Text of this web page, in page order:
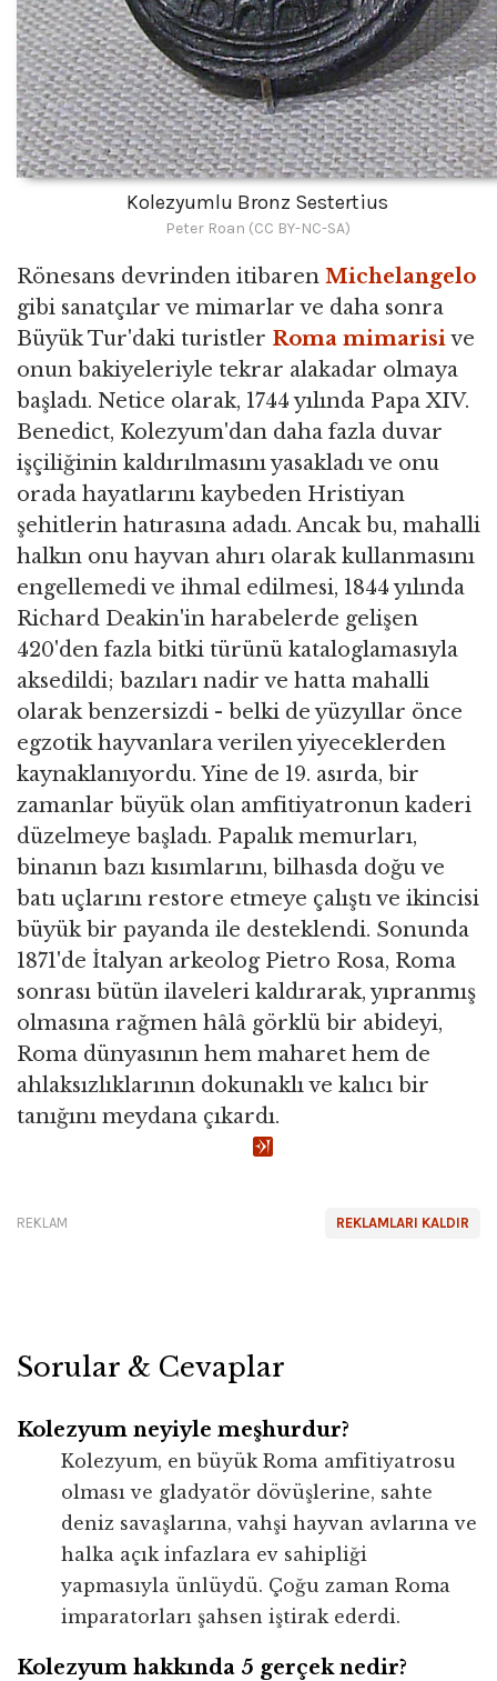
Kolezyumlu Bronz Sestertius
Peter Roan (CC BY-NC-SA)
Rönesans devrinden itibaren Michelangelo
gibi sanatçılar ve mimarlar ve daha sonra
Büyük Tur'daki turistler Roma mimarisive
onun bakiyeleriyle tekrar alakadar olmaya
başladı. Netice olarak, 1744 yılında Papa XIV.
Benedict, Kolezyum'dan daha fazla duvar
işçiliğinin kaldırılmasını yasakladı ve onu
orada hayatlarını kaybeden Hristiyan
şehitlerin hatırasına adadı. Ancak bu, mahalli
halkın onu hayvan ahırı olarak kullanmasını
engellemedi ve ihmal edilmesi, 1844 yılında
Richard Deakin'in harabelerde gelişen
420'den fazla bitki türünü kataloglamasıyla
aksedildi; bazıları nadir ve hatta mahalli
olarak benzersizdi - belki de yüzyıllar önce
egzotik hayvanlara verilen yiyeceklerden
kaynaklanıyordu. Yine de 19. asırda, bir
zamanlar büyük olan amfitiyatronun kaderi
düzelmeye başladı. Papalık memurları,
binanın bazı kısımlarını, bilhasda doğu ve
batı uçlarını restore etmeye çalıştı ve ikincisi
büyük bir payanda ile desteklendi. Sonunda
1871'de İtalyan arkeolog Pietro Rosa, Roma
sonrası bütün ilaveleri kaldırarak, yıpranmış
olmasına rağmen hâlâ görklü bir abideyi,
Roma dünyasının hem maharet hem de
ahlaksızlıklarının dokunaklı ve kalıcı bir
tanığını meydana çıkardı.
REKLAMLARI KALDIR
REKLAM
Sorular & Cevaplar
Kolezyum neyiyle meşhurdur?
Kolezyum, en büyük Roma amfitiyatrosu
olması ve gladyatör dövüşlerine, sahte
deniz savaşlarına, vahşi hayvan avlarına ve
halka açık infazlara ev sahipliği
yapmasıyla ünlüydü. Çoğu zaman Roma
imparatorları şahsen iştirak ederdi.
Kolezyum hakkında 5 gerçek nedir?